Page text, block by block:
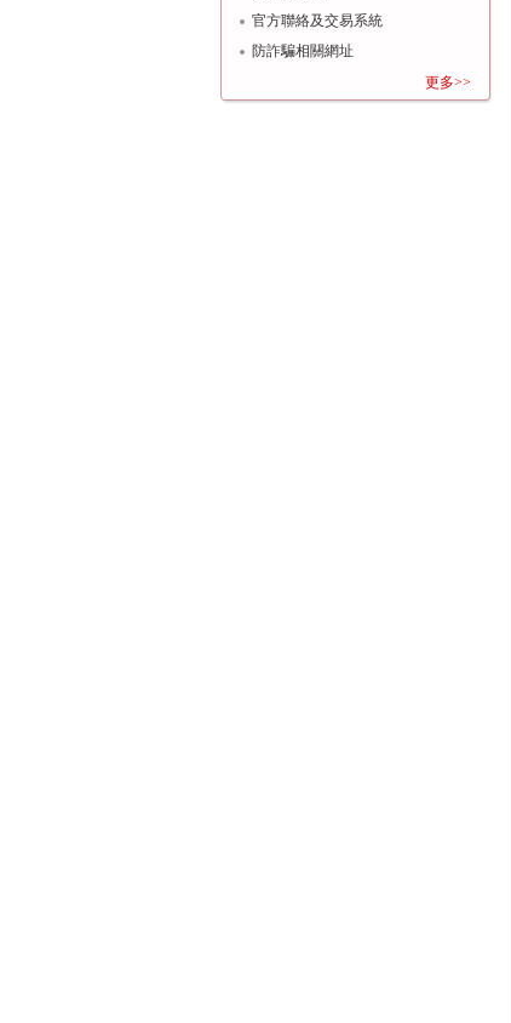
官方聯絡及交易系統
防詐騙相關網址
更多>>